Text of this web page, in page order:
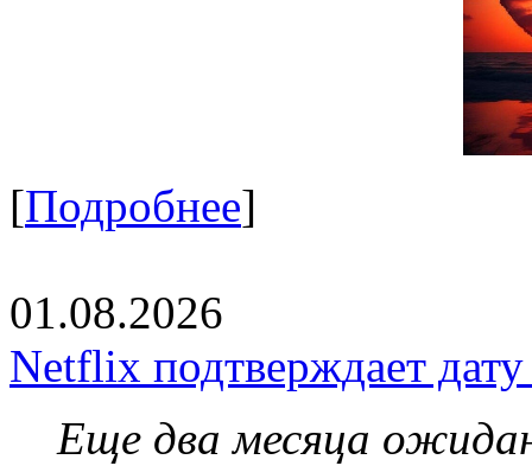
[Подробнее]
01.08.2026
Netflix подтверждает
Еще два месяца